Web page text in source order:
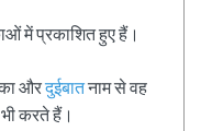
में प्रकाशित हुए हैं।
औरदुईबातनाम से वह
करते हैं।